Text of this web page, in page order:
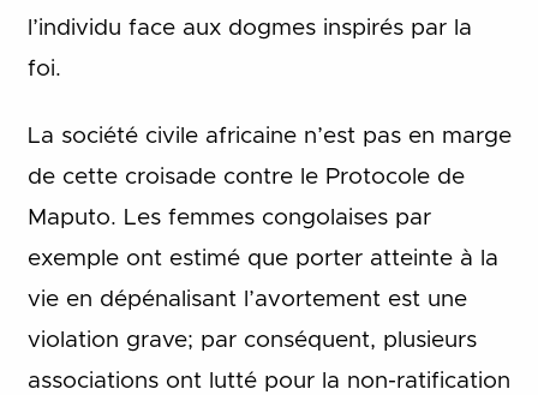
l’individu face aux dogmes inspirés par la
foi.
La société civile africaine n’est pas en marge
de cette croisade contre le Protocole de
Maputo. Les femmes congolaises par
exemple ont estimé que porter atteinte à la
vie en dépénalisant l’avortement est une
violation grave; par conséquent, plusieurs
associations ont lutté pour la non-ratification